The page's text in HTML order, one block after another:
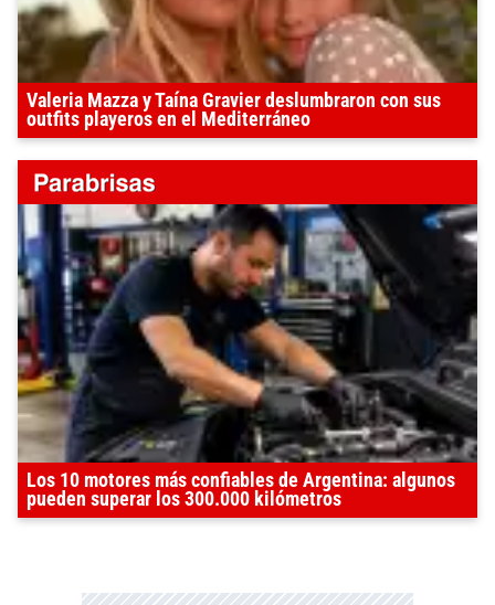
Valeria Mazza y Taína Gravier deslumbraron con sus
outfits playeros en el Mediterráneo
Los 10 motores más confiables de Argentina: algunos
pueden superar los 300.000 kilómetros